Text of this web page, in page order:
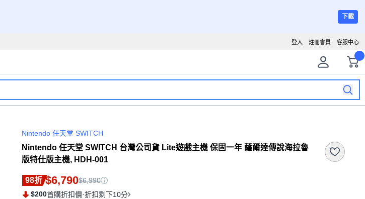
下載
客服中心
註冊會員
登入
Nintendo 任天堂 SWITCH
Nintendo 任天堂 SWITCH 台灣公司貨 Lite遊戲主機 保固一年 薩爾達傳說海拉魯
版特仕版主機, HDH‑001
98折 $6,790$6,990
$200首購折扣價·折扣剩下10分